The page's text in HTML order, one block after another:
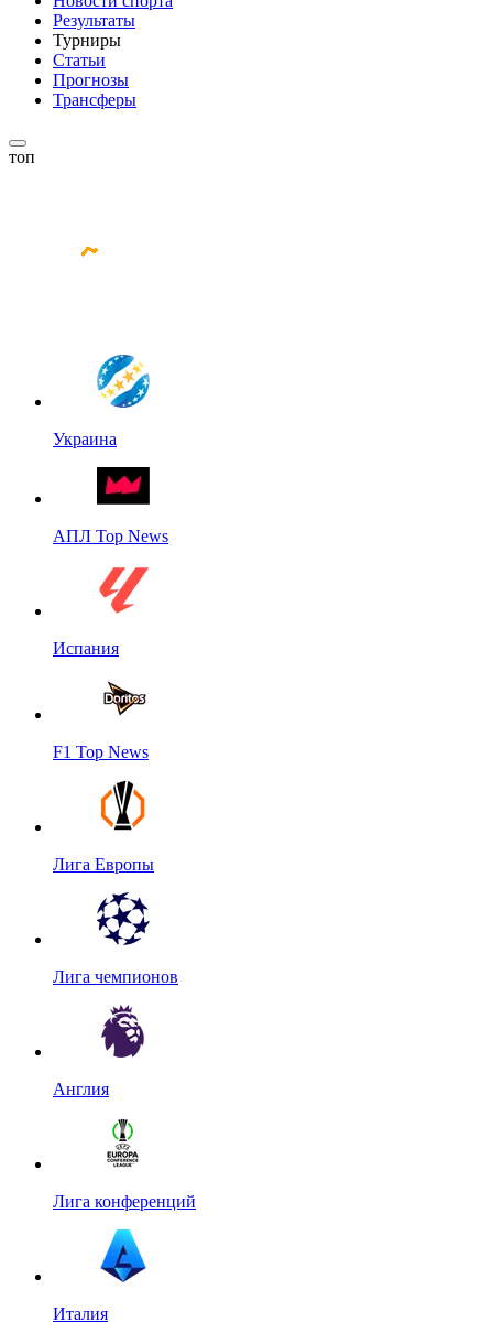
Результаты
Турниры
Статьи
Прогнозы
Трансферы
топ
Украина
АПЛ Top News
Испания
F1 Top News
Лига Европы
Лига чемпионов
Англия
Лига конференций
Италия